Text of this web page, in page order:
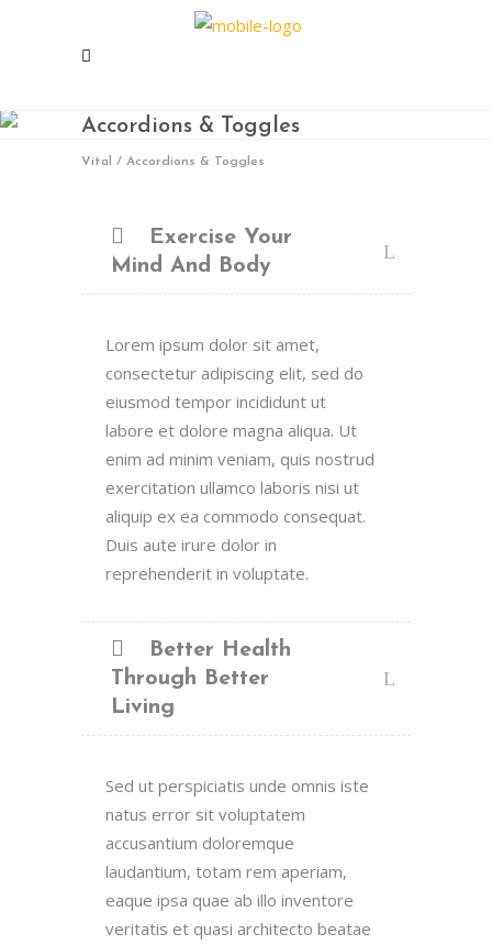
Accordions & Toggles
Vital / Accordions & Toggles
Exercise Your
Mind And Body
Lorem ipsum dolor sit amet,
consectetur adipiscing elit, sed do
eiusmod tempor incididunt ut
labore et dolore magna aliqua. Ut
enim ad minim veniam, quis nostrud
exercitation ullamco laboris nisi ut
aliquip ex ea commodo consequat.
Duis aute irure dolor in
reprehenderit in voluptate.
Better Health
Through Better
Living
Sed ut perspiciatis unde omnis iste
natus error sit voluptatem
accusantium doloremque
laudantium, totam rem aperiam,
eaque ipsa quae ab illo inventore
veritatis et quasi architecto beatae